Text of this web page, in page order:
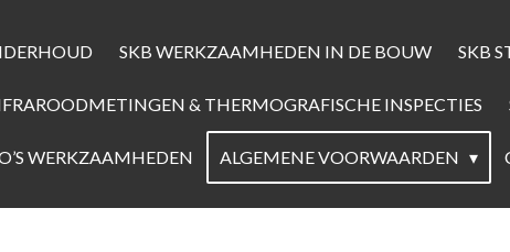
SKB WERKZAAMHEDEN IN DE BOUW SKB
& THERMOGRAFISCHE INSPECTIES
WERKZAAMHEDEN ALGEMENE VOORWAARDEN